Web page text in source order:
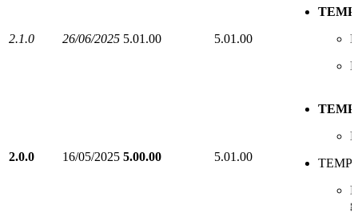
2.1.0 26/06/2025 5.01.00 5.01.00
2.0.0 16/05/2025 5.00.00 5.01.00